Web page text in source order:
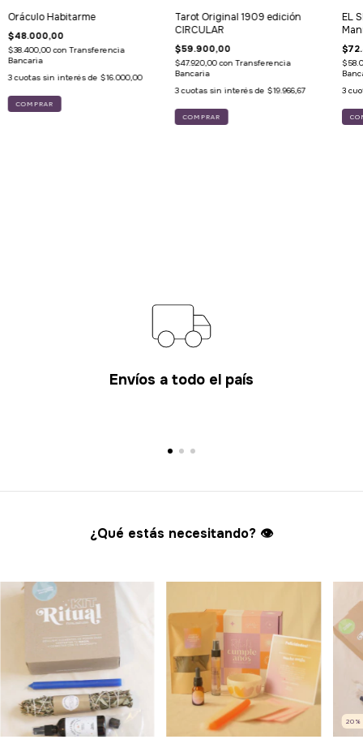
Oráculo Habitarme
$48.000,00
$38.400,00con Transferencia
Bancaria
3 cuotas sin interés de $16.000,00
Tarot Original 1909 edición
CIRCULAR
$59.900,00
$47.920,00con Transferencia
Bancaria
3 cuotas sin interés de $19.966,67
EL
3
Envíos a todo el país
¿Qué estás necesitando? 👁️
20